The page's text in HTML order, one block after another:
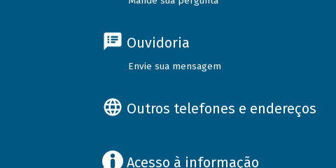
Ouvidoria
Envie sua mensagem
Outros telefones e endereços
Acesso à informação